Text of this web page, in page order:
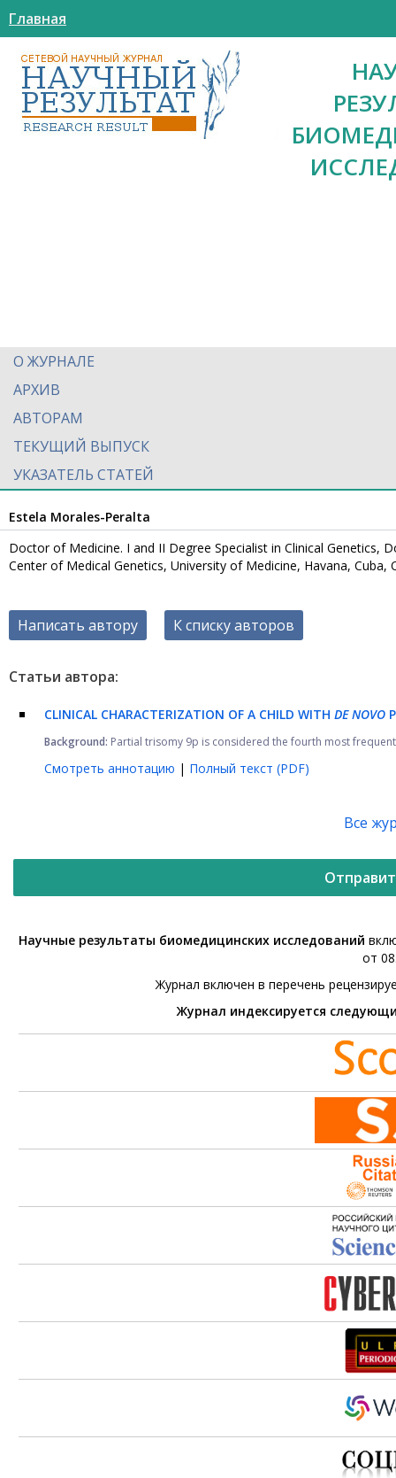
Главная
О ЖУРНАЛЕ
АРХИВ
АВТОРАМ
ТЕКУЩИЙ ВЫПУСК
УКАЗАТЕЛЬ СТАТЕЙ
Estela Morales-Peralta
Doctor of Medicine. I and II Degree Specialist in Clinical Genetics,
Center of Medical Genetics, University of Medicine, Havana,
Написать автору К списку авторов
Статьи автора:
CLINICAL CHARACTERIZATION OF A CHILD WITH DE NOVO
Background: Partial trisomy 9p is considered the fourth most
Смотреть аннотацию | Полный текст (PDF)
Все
Научные результаты биомедицинских исследований
от
Журнал включен в перечень
Журнал индексируется